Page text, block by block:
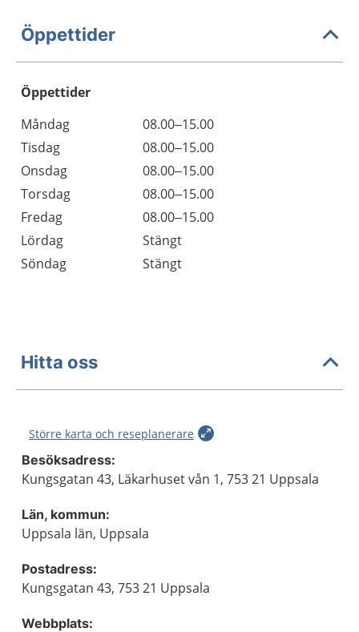
Öppettider
Öppettider
Dag
Öppettider
Kommentarer
Måndag
08.00–15.00
Tisdag
08.00–15.00
Onsdag
08.00–15.00
Torsdag
08.00–15.00
Fredag
08.00–15.00
Lördag
Stängt
Söndag
Stängt
Hitta oss
Större karta och reseplanerare
Besöksadress:
Kungsgatan 43, Läkarhuset vån 1, 753 21 Uppsala
Län, kommun:
Uppsala län, Uppsala
Postadress:
Kungsgatan 43, 753 21 Uppsala
Webbplats: